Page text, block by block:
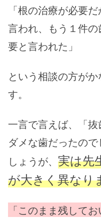
「根の治療が必要
言われ、もう１件
要と言われた」
という相談の方が
す。
一言で言えば、「
ダメな歯だったの
しょうが、 実は先
が大きく異なり
「このまま残して